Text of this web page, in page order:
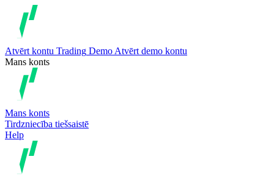
Atvērt kontu Trading Demo Atvērt demo kontu
Mans konts
Mans konts
Tirdzniecība tiešsaistē
Help